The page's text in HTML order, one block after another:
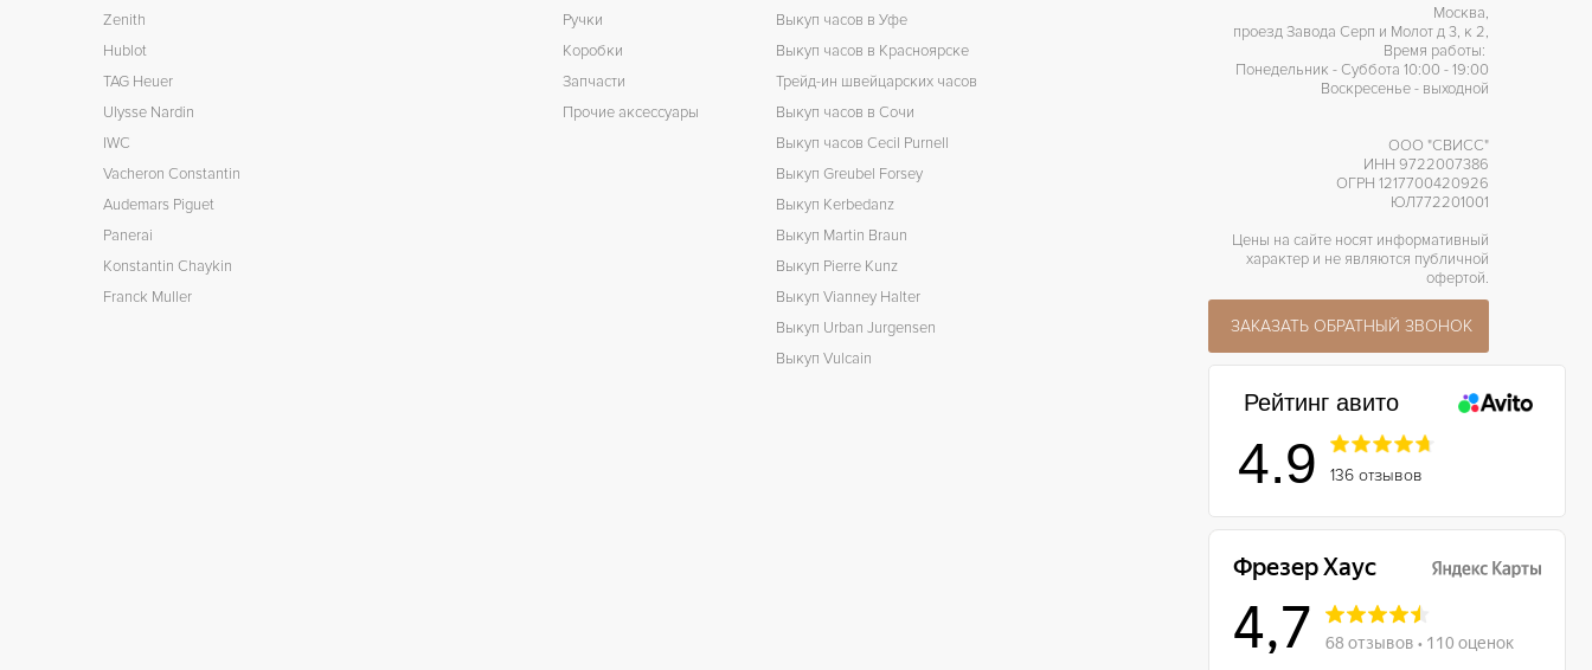
Zenith
Hublot
TAG Heuer
Ulysse Nardin
IWC
Vacheron Constantin
Audemars Piguet
Panerai
Konstantin Chaykin
Franck Muller
Ручки
Коробки
Запчасти
Прочие аксессуары
Выкуп часов в Уфе
Выкуп часов в Красноярске
Трейд-ин швейцарских часов
Выкуп часов в Сочи
Выкуп часов Cecil Purnell
Выкуп Greubel Forsey
Выкуп Kerbedanz
Выкуп Martin Braun
Выкуп Pierre Kunz
Выкуп Vianney Halter
Выкуп Urban Jurgensen
Выкуп Vulcain
Москва,
проезд Завода Серп и Молот д 3, к 2,
Время работы:
Понедельник - Суббота 10:00 - 19:00
Воскресенье - выходной
ООО "СВИСС"
ИНН 9722007386
ОГРН 1217700420926
ЮЛ772201001
Цены на сайте носят информативный
характер и не являются публичной
офертой.
ЗАКАЗАТЬ ОБРАТНЫЙ ЗВОНОК
Рейтинг авито
4.9 136 отзывов